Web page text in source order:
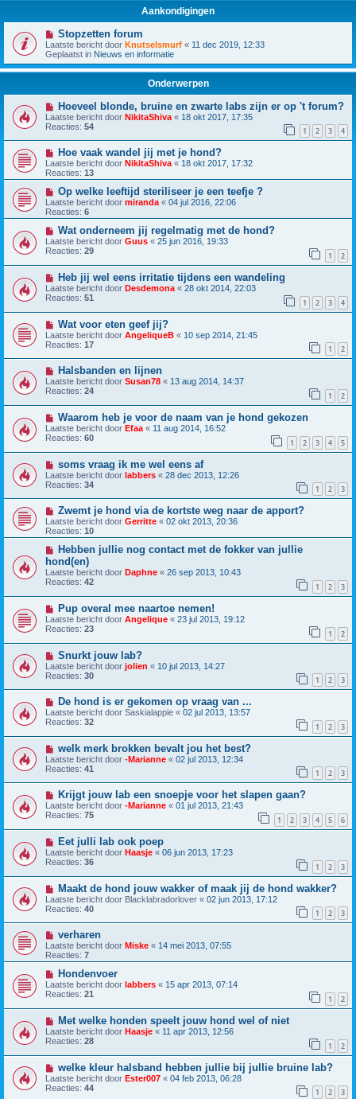
Aankondigingen
Stopzetten forum
Laatste bericht door Knutselsmurf « 11 dec 2019, 12:33
Geplaatst in Nieuws en informatie
Onderwerpen
Hoeveel blonde, bruine en zwarte labs zijn er op 't forum?
Laatste bericht door NikitaShiva « 18 okt 2017, 17:35
Reacties: 54 1 2 3 4
Hoe vaak wandel jij met je hond?
Laatste bericht door NikitaShiva « 18 okt 2017, 17:32
Reacties: 13
Op welke leeftijd steriliseer je een teefje ?
Laatste bericht door miranda « 04 jul 2016, 22:06
Reacties: 6
Wat onderneem jij regelmatig met de hond?
Laatste bericht door Guus « 25 jun 2016, 19:33
Reacties: 29 1 2
Heb jij wel eens irritatie tijdens een wandeling
Laatste bericht door Desdemona « 28 okt 2014, 22:03
Reacties: 51 1 2 3 4
Wat voor eten geef jij?
Laatste bericht door AngeliqueB « 10 sep 2014, 21:45
Reacties: 17 1 2
Halsbanden en lijnen
Laatste bericht door Susan78 « 13 aug 2014, 14:37
Reacties: 24 1 2
Waarom heb je voor de naam van je hond gekozen
Laatste bericht door Efaa « 11 aug 2014, 16:52
Reacties: 60 1 2 3 4 5
soms vraag ik me wel eens af
Laatste bericht door labbers « 28 dec 2013, 12:26
Reacties: 34 1 2 3
Zwemt je hond via de kortste weg naar de apport?
Laatste bericht door Gerritte « 02 okt 2013, 20:36
Reacties: 10
Hebben jullie nog contact met de fokker van jullie
hond(en)
Laatste bericht door Daphne « 26 sep 2013, 10:43
Reacties: 42 1 2 3
Pup overal mee naartoe nemen!
Laatste bericht door Angelique « 23 jul 2013, 19:12
Reacties: 23 1 2
Snurkt jouw lab?
Laatste bericht door jolien « 10 jul 2013, 14:27
Reacties: 30 1 2 3
De hond is er gekomen op vraag van ...
Laatste bericht door Saskialappie « 02 jul 2013, 13:57
Reacties: 32 1 2 3
welk merk brokken bevalt jou het best?
Laatste bericht door -Marianne « 02 jul 2013, 12:34
Reacties: 41 1 2 3
Krijgt jouw lab een snoepje voor het slapen gaan?
Laatste bericht door -Marianne « 01 jul 2013, 21:43
Reacties: 75 1 2 3 4 5 6
Eet julli lab ook poep
Laatste bericht door Haasje « 06 jun 2013, 17:23
Reacties: 36 1 2 3
Maakt de hond jouw wakker of maak jij de hond wakker?
Laatste bericht door Blacklabradorlover « 02 jun 2013, 17:12
Reacties: 40 1 2 3
verharen
Laatste bericht door Miske « 14 mei 2013, 07:55
Reacties: 7
Hondenvoer
Laatste bericht door labbers « 15 apr 2013, 07:14
Reacties: 21 1 2
Met welke honden speelt jouw hond wel of niet
Laatste bericht door Haasje « 11 apr 2013, 12:56
Reacties: 28 1 2
welke kleur halsband hebben jullie bij jullie bruine lab?
Laatste bericht door Ester007 « 04 feb 2013, 06:28
Reacties: 44 1 2 3